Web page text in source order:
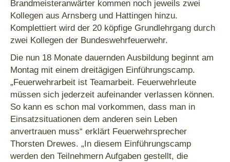
Brandmeisteranwärter kommen noch jeweils zwei
Kollegen aus Arnsberg und Hattingen hinzu.
Komplettiert wird der 20 köpfige Grundlehrgang durch
zwei Kollegen der Bundeswehrfeuerwehr.
Die nun 18 Monate dauernden Ausbildung beginnt am
Montag mit einem dreitägigen Einführungscamp.
„Feuerwehrarbeit ist Teamarbeit. Feuerwehrleute
müssen sich jederzeit aufeinander verlassen können.
So kann es schon mal vorkommen, dass man in
Einsatzsituationen dem anderen sein Leben
anvertrauen muss“ erklärt Feuerwehrsprecher
Thorsten Drewes. „In diesem Einführungscamp
werden den Teilnehmern Aufgaben gestellt, die